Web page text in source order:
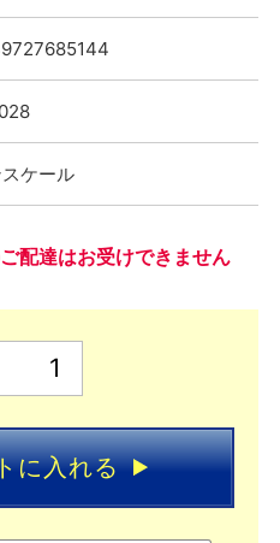
スケール
配達はお受けできません
に入れる